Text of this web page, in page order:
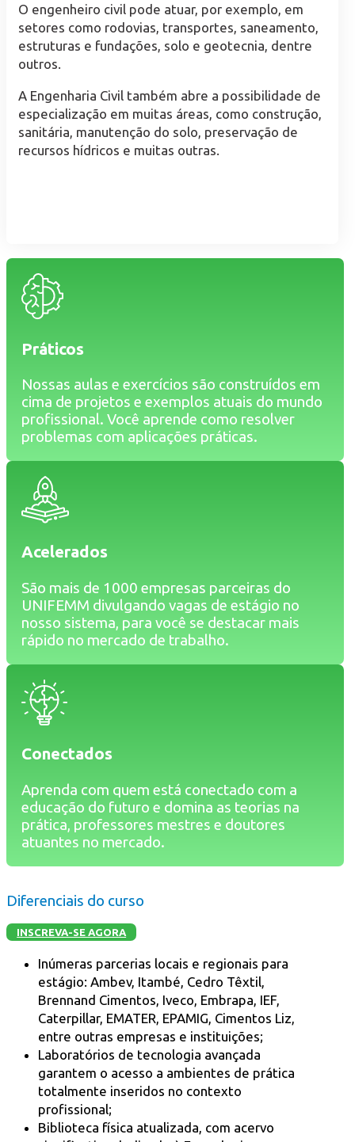
O engenheiro civil pode atuar, por exemplo, em
setores como rodovias, transportes, saneamento,
estruturas e fundações, solo e geotecnia, dentre
outros.
A Engenharia Civil também abre a possibilidade de
especialização em muitas áreas, como construção,
sanitária, manutenção do solo, preservação de
recursos hídricos e muitas outras.
Práticos
Nossas aulas e exercícios são construídos em
cima de projetos e exemplos atuais do mundo
profissional. Você aprende como resolver
problemas com aplicações práticas.
Acelerados
São mais de 1000 empresas parceiras do
UNIFEMM divulgando vagas de estágio no
nosso sistema, para você se destacar mais
rápido no mercado de trabalho.
Conectados
Aprenda com quem está conectado com a
educação do futuro e domina as teorias na
prática, professores mestres e doutores
atuantes no mercado.
Diferenciais do curso
INSCREVA-SE AGORA
Inúmeras parcerias locais e regionais para
estágio: Ambev, Itambé, Cedro Têxtil,
Brennand Cimentos, Iveco, Embrapa, IEF,
Caterpillar, EMATER, EPAMIG, Cimentos Liz,
entre outras empresas e instituições;
Laboratórios de tecnologia avançada
garantem o acesso a ambientes de prática
totalmente inseridos no contexto
profissional;
Biblioteca física atualizada, com acervo